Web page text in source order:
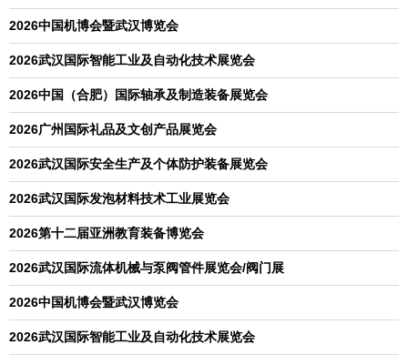
2026中国机博会暨武汉博览会
2026武汉国际智能工业及自动化技术展览会
2026中国（合肥）国际轴承及制造装备展览会
2026广州国际礼品及文创产品展览会
2026武汉国际安全生产及个体防护装备展览会
2026武汉国际发泡材料技术工业展览会
2026第十二届亚洲教育装备博览会
2026武汉国际流体机械与泵阀管件展览会/阀门展
2026中国机博会暨武汉博览会
2026武汉国际智能工业及自动化技术展览会